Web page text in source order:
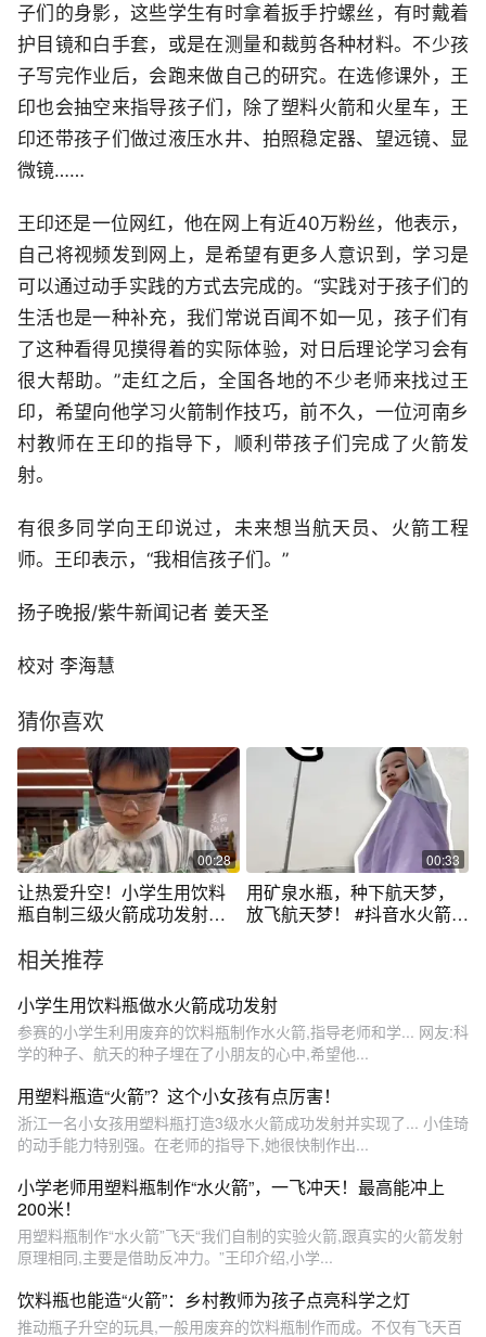
子们的身影，这些学生有时拿着扳手拧螺丝，有时戴着
护目镜和白手套，或是在测量和裁剪各种材料。不少孩
子写完作业后，会跑来做自己的研究。在选修课外，王
印也会抽空来指导孩子们，除了塑料火箭和火星车，王
印还带孩子们做过液压水井、拍照稳定器、望远镜、显
微镜……
王印还是一位网红，他在网上有近40万粉丝，他表示，
自己将视频发到网上，是希望有更多人意识到，学习是
可以通过动手实践的方式去完成的。“实践对于孩子们的
生活也是一种补充，我们常说百闻不如一见，孩子们有
了这种看得见摸得着的实际体验，对日后理论学习会有
很大帮助。”走红之后，全国各地的不少老师来找过王
印，希望向他学习火箭制作技巧，前不久，一位河南乡
村教师在王印的指导下，顺利带孩子们完成了火箭发
射。
有很多同学向王印说过，未来想当航天员、火箭工程
师。王印表示，“我相信孩子们。”
扬子晚报/紫牛新闻记者 姜天圣
校对 李海慧
猜你喜欢
00:28
让热爱升空！小学生用饮料
瓶自制三级火箭成功发射。
00:33
用矿泉水瓶，种下航天梦，
放飞航天梦！ #抖音水火箭科
相关推荐
小学生用饮料瓶做水火箭成功发射
参赛的小学生利用废弃的饮料瓶制作水火箭,指导老师和学... 网友:科
学的种子、航天的种子埋在了小朋友的心中,希望他...
用塑料瓶造“火箭”？这个小女孩有点厉害！
浙江一名小女孩用塑料瓶打造3级水火箭成功发射并实现了... 小佳琦
的动手能力特别强。在老师的指导下,她很快制作出...
小学老师用塑料瓶制作“水火箭”，一飞冲天！最高能冲上
200米！
用塑料瓶制作“水火箭”飞天“我们自制的实验火箭,跟真实的火箭发射
原理相同,主要是借助反冲力。”王印介绍,小学...
饮料瓶也能造“火箭”：乡村教师为孩子点亮科学之灯
推动瓶子升空的玩具,一般用废弃的饮料瓶制作而成。不仅有飞天百